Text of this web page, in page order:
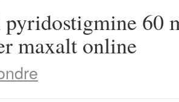
pyridostigmine 60
maxalt online